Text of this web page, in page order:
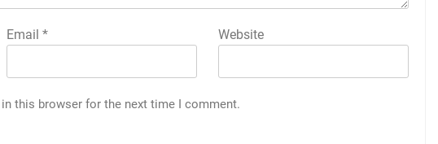
Email * Website
this browser for the next time I comment.